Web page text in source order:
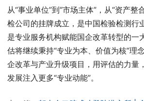
从“事业单位”到“市场主体”，从“资产整
检公司的挂牌成立，是中国检验检测行
是专业服务机构赋能国企改革转型的一
估将继续秉持“专业为本、价值为核”理
企改革与产业升级项目，用评估的力量
发展注入更多“专业动能”。